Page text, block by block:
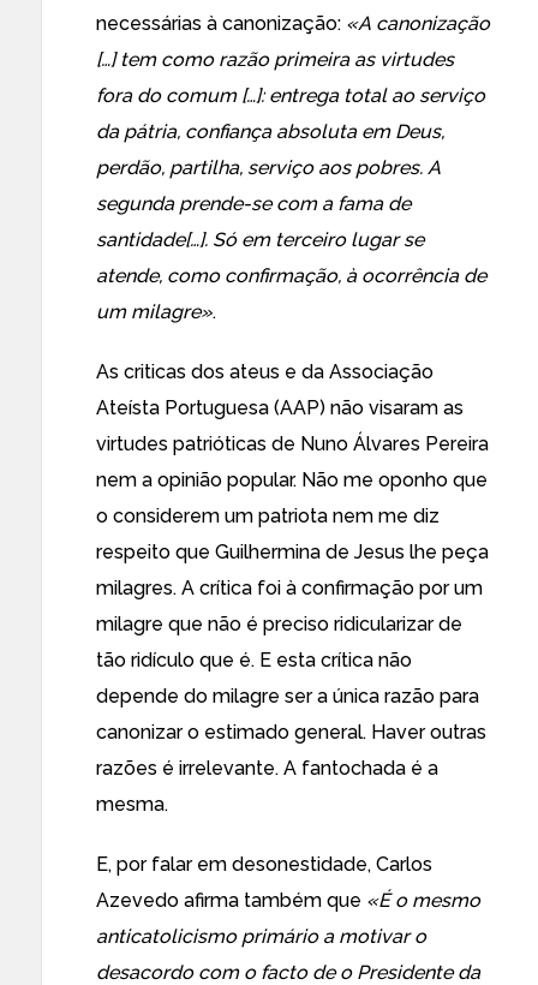
necessárias à canonização: «A canonização
[…] tem como razão primeira as virtudes
fora do comum […]: entrega total ao serviço
da pátria, confiança absoluta em Deus,
perdão, partilha, serviço aos pobres. A
segunda prende-se com a fama de
santidade[…]. Só em terceiro lugar se
atende, como confirmação, à ocorrência de
um milagre».
As criticas dos ateus e da Associação
Ateísta Portuguesa (AAP) não visaram as
virtudes patrióticas de Nuno Álvares Pereira
nem a opinião popular. Não me oponho que
o considerem um patriota nem me diz
respeito que Guilhermina de Jesus lhe peça
milagres. A crítica foi à confirmação por um
milagre que não é preciso ridicularizar de
tão ridículo que é. E esta crítica não
depende do milagre ser a única razão para
canonizar o estimado general. Haver outras
razões é irrelevante. A fantochada é a
mesma.
E, por falar em desonestidade, Carlos
Azevedo afirma também que «É o mesmo
anticatolicismo primário a motivar o
desacordo com o facto de o Presidente da